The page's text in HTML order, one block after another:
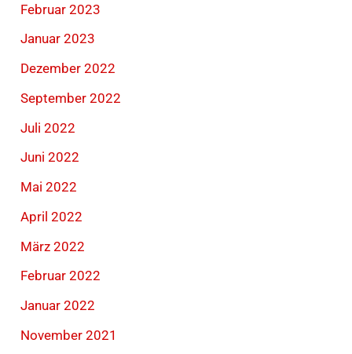
Februar 2023
Januar 2023
Dezember 2022
September 2022
Juli 2022
Juni 2022
Mai 2022
April 2022
März 2022
Februar 2022
Januar 2022
November 2021